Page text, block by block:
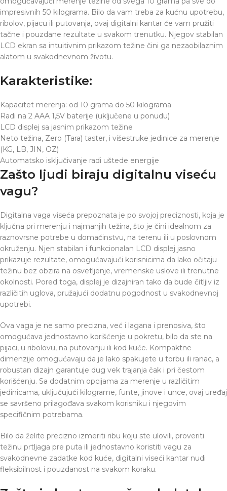
impresivnih 50 kilograma. Bilo da vam treba za kućnu upotrebu,
ribolov, pijacu ili putovanja, ovaj digitalni kantar će vam pružiti
tačne i pouzdane rezultate u svakom trenutku. Njegov stabilan
LCD ekran sa intuitivnim prikazom težine čini ga nezaobilaznim
alatom u svakodnevnom životu.
Karakteristike:
Kapacitet merenja: od 10 grama do 50 kilograma
Radi na 2 AAA 1,5V baterije (uključene u ponudu)
LCD displej sa jasnim prikazom težine
Neto težina, Zero (Tara) taster, i višestruke jedinice za merenje
(KG, LB, JIN, OZ)
Automatsko isključivanje radi uštede energije
Zašto ljudi biraju digitalnu viseću
vagu?
Digitalna vaga viseća prepoznata je po svojoj preciznosti, koja je
ključna pri merenju i najmanjih težina, što je čini idealnom za
raznovrsne potrebe u domaćinstvu, na terenu ili u poslovnom
okruženju. Njen stabilan i funkcionalan LCD displej jasno
prikazuje rezultate, omogućavajući korisnicima da lako očitaju
težinu bez obzira na osvetljenje, vremenske uslove ili trenutne
okolnosti. Pored toga, displej je dizajniran tako da bude čitljiv iz
različitih uglova, pružajući dodatnu pogodnost u svakodnevnoj
upotrebi.
Ova vaga je ne samo precizna, već i lagana i prenosiva, što
omogućava jednostavno korišćenje u pokretu, bilo da ste na
pijaci, u ribolovu, na putovanju ili kod kuće. Kompaktne
dimenzije omogućavaju da je lako spakujete u torbu ili ranac, a
robustan dizajn garantuje dug vek trajanja čak i pri čestom
korišćenju. Sa dodatnim opcijama za merenje u različitim
jedinicama, uključujući kilograme, funte, jinove i unce, ovaj uređaj
se savršeno prilagođava svakom korisniku i njegovim
specifičnim potrebama.
Bilo da želite precizno izmeriti ribu koju ste ulovili, proveriti
težinu prtljaga pre puta ili jednostavno koristiti vagu za
svakodnevne zadatke kod kuće, digitalni viseći kantar nudi
fleksibilnost i pouzdanost na svakom koraku.